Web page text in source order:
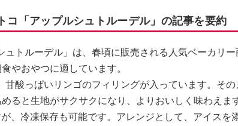
コ「アップルシュトルーデル」の記事を要約
ュトルーデル」は、春頃に販売される人気ベーカリー
やおやつに適しています。
甘酸っぱいリンゴのフィリングが入っています。そ
ると生地がサクサクになり、よりおいしく味わえま
、冷凍保存も可能です。アレンジとして、アイスを